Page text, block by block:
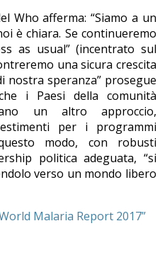
Who afferma: “Siamo a un
è chiara. Se continueremo
as usual” (incentrato sul
una sicura crescita
nostra speranza” prosegue
i Paesi della comunità
un altro approccio,
per i programmi
modo, con robusti
politica adeguata, “si
verso un mondo libero
Malaria Report 2017”